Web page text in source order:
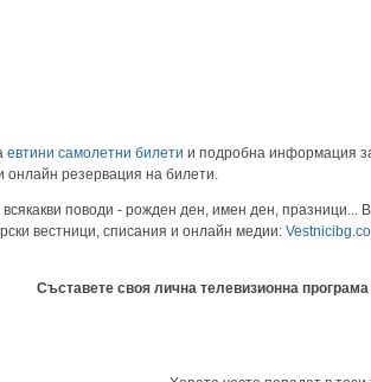
евтини самолетни билети и подробна информация
онлайн резервация на билети.
всякакви поводи - рожден ден, имен ден, празници...
вестници, списания и онлайн медии:
Съставете своя лична телевизионна програма